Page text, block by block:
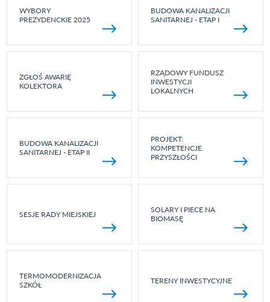
WYBORY
PREZYDENCKIE 2025
BUDOWA KANALIZACJI
SANITARNEJ - ETAP I
ZGŁOŚ AWARIĘ
KOLEKTORA
RZĄDOWY FUNDUSZ
INWESTYCJI
LOKALNYCH
BUDOWA KANALIZACJI
SANITARNEJ - ETAP II
PROJEKT:
KOMPETENCJE
PRZYSZŁOŚCI
SESJE RADY MIEJSKIEJ
SOLARY I PIECE NA
BIOMASĘ
TERMOMODERNIZACJA
SZKÓŁ
TERENY INWESTYCYJNE